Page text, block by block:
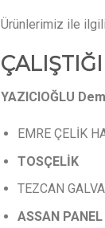
Ürünlerimiz ile
YAZICIOĞLU
EMRE ÇELİK
TOSÇELİK
TEZCAN
ASSAN PANEL